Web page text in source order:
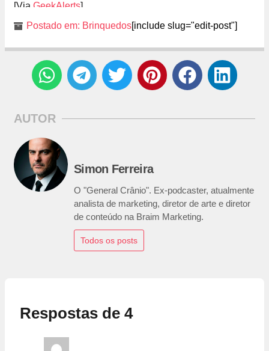
[Via GeekAlerts]
Postado em: Brinquedos[include slug="edit-post"]
AUTOR
Simon Ferreira
O "General Crânio". Ex-podcaster, atualmente
analista de marketing, diretor de arte e diretor
de conteúdo na Braim Marketing.
Todos os posts
Respostas de 4